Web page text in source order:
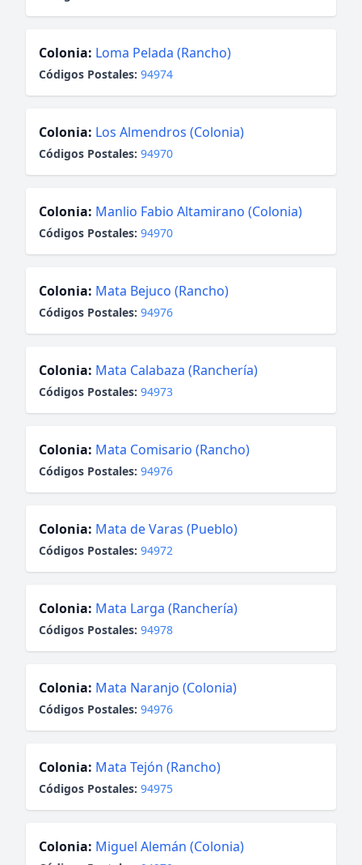
Colonia: Loma Pelada (Rancho)
Códigos Postales: 94974
Colonia: Los Almendros (Colonia)
Códigos Postales: 94970
Colonia: Manlio Fabio Altamirano (Colonia)
Códigos Postales: 94970
Colonia: Mata Bejuco (Rancho)
Códigos Postales: 94976
Colonia: Mata Calabaza (Ranchería)
Códigos Postales: 94973
Colonia: Mata Comisario (Rancho)
Códigos Postales: 94976
Colonia: Mata de Varas (Pueblo)
Códigos Postales: 94972
Colonia: Mata Larga (Ranchería)
Códigos Postales: 94978
Colonia: Mata Naranjo (Colonia)
Códigos Postales: 94976
Colonia: Mata Tejón (Rancho)
Códigos Postales: 94975
Colonia: Miguel Alemán (Colonia)